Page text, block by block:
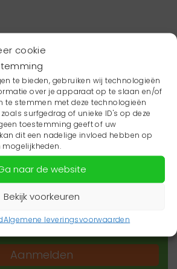
cookie
te bieden, gebruiken wij technologieën
over je apparaat op te slaan en/of
te stemmen met deze technologieën
surfgedrag of unieke ID's op deze
toestemming geeft of uw
dit een nadelige invloed hebben op
naar de website
Bekijk voorkeuren
Algemene leveringsvoorwaarden
missen?
blijven van het laatste
regio? Schrijf je dan in voor
Aanmelden